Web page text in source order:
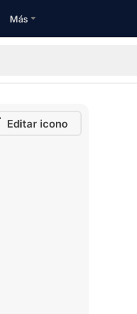
Más
Editar icono